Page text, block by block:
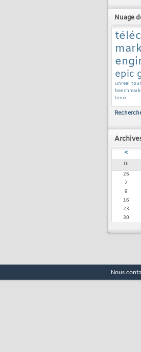
Nuage
epic
unreal
linux
<
Di
26
2
9
16
23
30
Nous